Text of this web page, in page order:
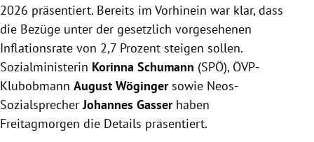
2026 präsentiert. Bereits im Vorhinein war klar, dass
die Bezüge unter der gesetzlich vorgesehenen
Inflationsrate von 2,7 Prozent steigen sollen.
Sozialministerin Korinna Schumann (SPÖ), ÖVP-
Klubobmann August Wögingersowie Neos-
SozialsprecherJohannes Gasserhaben
Freitagmorgen die Details präsentiert.